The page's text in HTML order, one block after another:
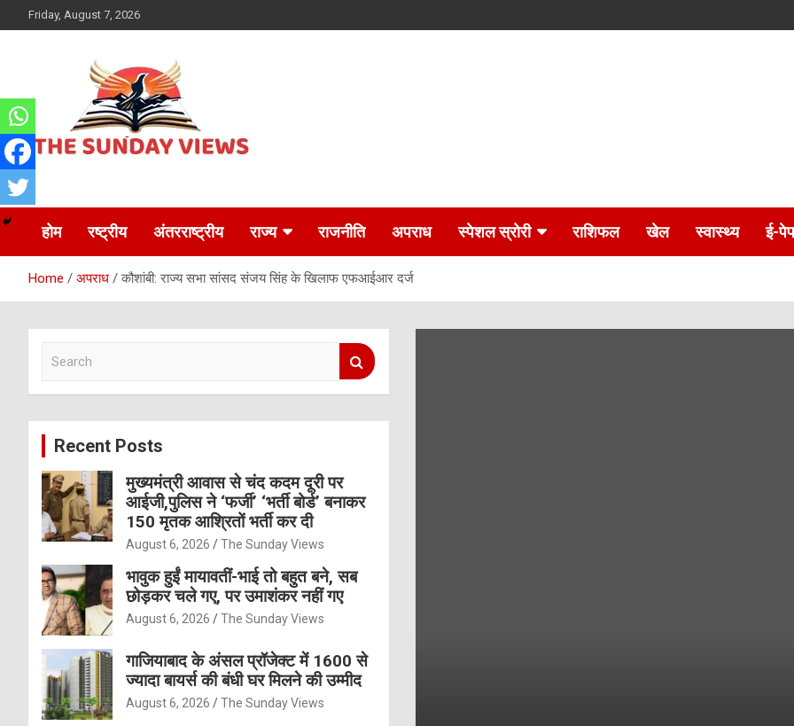
to
Friday, August 7, 2026
The Sunday views
होम रष्ट्रीय अंतरराष्ट्रीय राज्य राजनीति अपराध स्पेशल स्रोरी राशिफल खेल स्वास्थ्य ई-
Home अपराध कौशांबी: राज्य सभा सांसद संजय सिंह के खिलाफ एफआईआर दर्ज
c
Recent Posts
मुख्यमंत्री आवास से चंद कदम दूरी पर
आईजी,पुलिस ने ‘फर्जी’ ‘भर्ती बोर्ड’ बनाकर
150 मृतक आश्रितों भर्ती कर दी
August 6, 2026 The Sunday Views
भावुक हुईं मायावतीं-भाई तो बहुत बने, सब
छोड़कर चले गए, पर उमाशंकर नहीं गए
August 6, 2026 The Sunday Views
गाजियाबाद के अंसल प्रॉजेक्ट में 1600 से
ज्यादा बायर्स की बंधी घर मिलने की उम्मीद
August 6, 2026 The Sunday Views